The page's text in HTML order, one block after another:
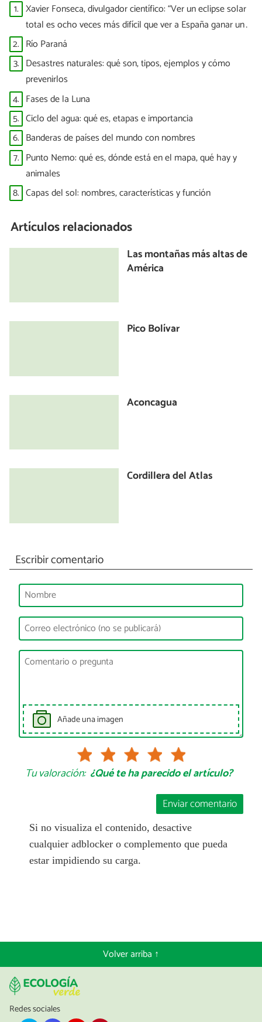
1. Xavier Fonseca, divulgador científico: “Ver un eclipse solar
total es ocho veces más difícil que ver a España ganar un
Mundial”
2. Río Paraná
3. Desastres naturales: qué son, tipos, ejemplos y cómo
prevenirlos
4. Fases de la Luna
5. Ciclo del agua: qué es, etapas e importancia
6. Banderas de países del mundo con nombres
7. Punto Nemo: qué es, dónde está en el mapa, qué hay y
animales
8. Capas del sol: nombres, características y función
Artículos relacionados
Las montañas más altas de
América
Pico Bolívar
Aconcagua
Cordillera del Atlas
Escribir comentario
Añade una imagen
Tu valoración: ¿Qué te ha parecido el artículo?
Enviar comentario
Si no visualiza el contenido, desactive
cualquier adblocker o complemento que pueda
estar impidiendo su carga.
Volver arriba ↑
Redes sociales